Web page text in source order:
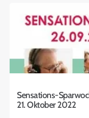
Sensations-
21. Oktober 2022